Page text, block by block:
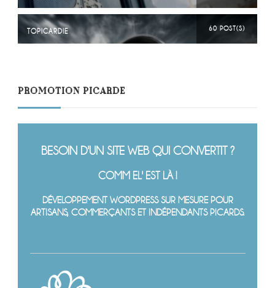
TOPICARDIE 60 POST(S)
PROMOTION PICARDE
BESOIN D'UN SITE WEB QUI CONVERTIT ?
COMM EL' EST LÀ !
DÉVELOPPEMENT WORDPRESS SUR MESURE POUR
ARTISANS, COMMERÇANTS ET INDÉPENDANTS PICARDS.